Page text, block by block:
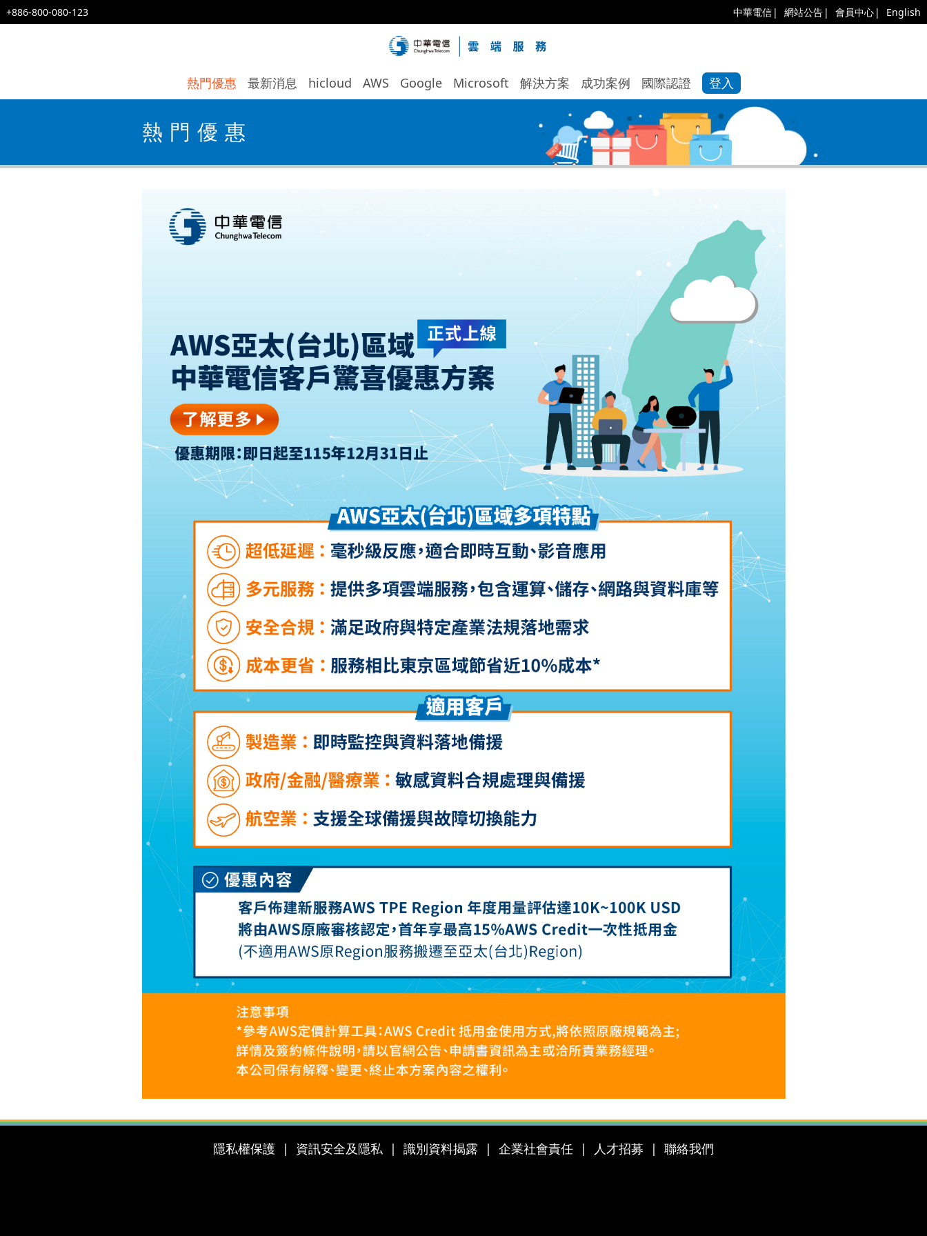
+886-800-080-123 中華電信 網站公告 會員中心 English
熱門優惠 最新消息 hicloud AWS Google Microsoft 解決方案 成功案例 國際認證 登入
熱門優惠
隱私權保護 資訊安全及隱私 識別資料揭露 企業社會責任 人才招募 聯絡我們